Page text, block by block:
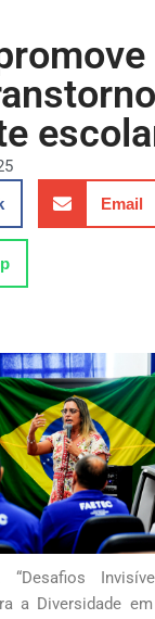
Email
a Diversidade